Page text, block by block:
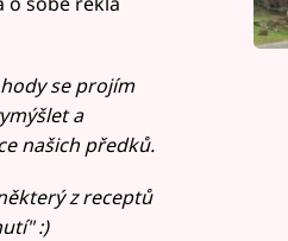
se projím
a
našich předků.
z receptů
:)